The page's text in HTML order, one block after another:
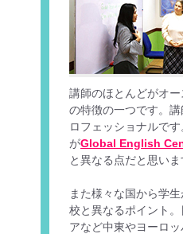
講師のほとんどがオ
の特徴の一つです。
ロフェッショナルで
がGlobal English
と異なる点だと思いま
また様々な国から学
校と異なるポイント
アなど中東やヨーロ